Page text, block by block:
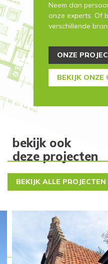
Neem dan
onze experts. Of
verschillende
ONZE
BEKIJK ONZE
bekijk ook
deze projecten
BEKIJK ALLE PROJECTEN